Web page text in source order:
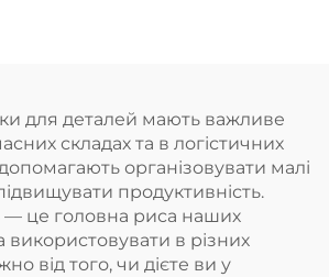
для деталей мають важливе
складах та в логістичних
організовувати малі
продуктивність.
— це головна риса наших
використовувати в різних
від того, чи дієте ви у